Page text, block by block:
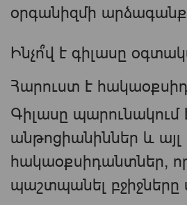
օրգանիզմի
Ինչո՞վ է գիլասը
Հարուստ է
Գիլասը պարունակում
անթոցիանիններ և այլ
հակաօքսիդանտներ,
պաշտպանել բջիջները